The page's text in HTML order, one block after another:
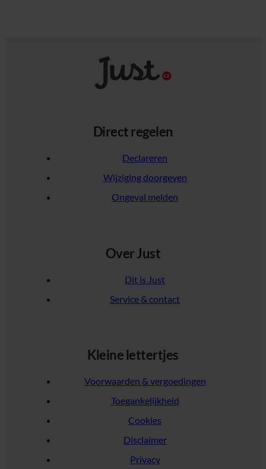
Direct regelen
Declareren
Wijziging doorgeven
Ongeval melden
Over Just
Dit is Just
Service & contact
Kleine lettertjes
Voorwaarden & vergoedingen
Toegankelijkheid
Cookies
Disclaimer
Privacy